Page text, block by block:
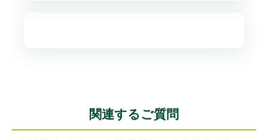
関連するご質問